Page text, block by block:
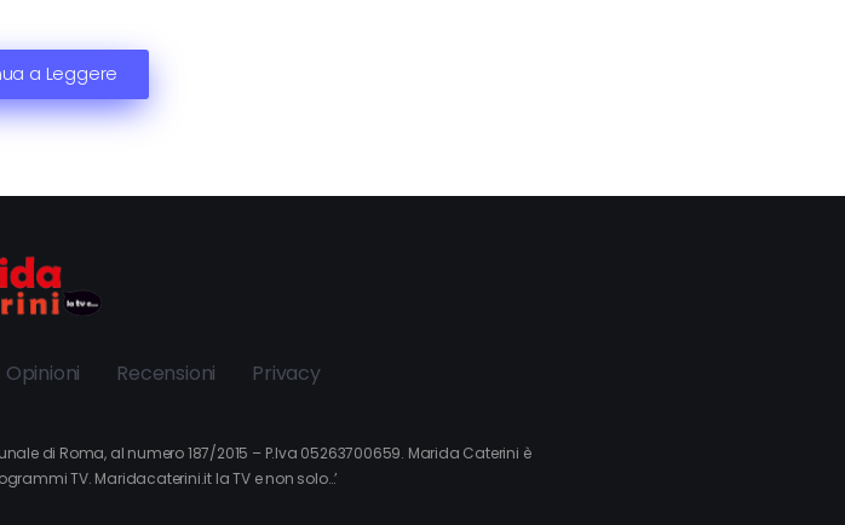
a Leggere
Opinioni Recensioni Privacy
di Roma, al numero 187/2015 – P.Iva 05263700659. Marida Caterini è
TV. Maridacaterini.it la TV e non solo…’